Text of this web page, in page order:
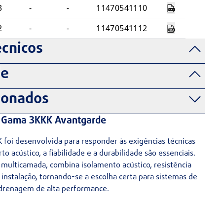
- -
11470541110
- - 11470541112
Gama 3KKK Avantgarde
foi desenvolvida para responder às exigências técnicas
acústico, a fiabilidade e a durabilidade são essenciais.
combina isolamento acústico, resistência
tornando-se a escolha certa para sistemas de
de alta performance.